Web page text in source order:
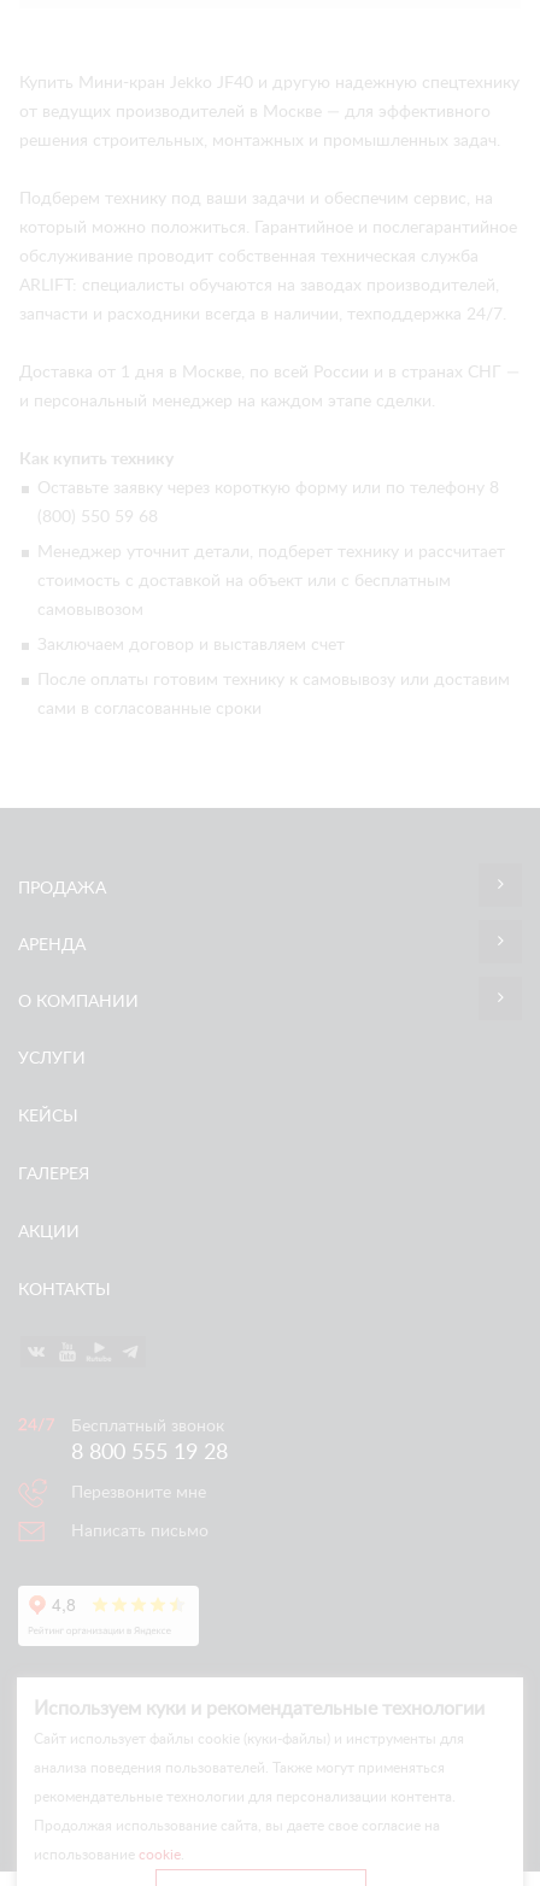
Купить Мини-кран Jekko JF40 и другую надежную спецтехнику
от ведущих производителей в Москве — для эффективного
решения строительных, монтажных и промышленных задач.
Подберем технику под ваши задачи и обеспечим сервис, на
который можно положиться. Гарантийное и послегарантийное
обслуживание проводит собственная техническая служба
ARLIFT: специалисты обучаются на заводах производителей,
запчасти и расходники всегда в наличии, техподдержка 24/7.
Доставка от 1 дня в Москве, по всей России и в странах СНГ —
и персональный менеджер на каждом этапе сделки.
Как купить технику
Оставьте заявку через короткую форму или по телефону 8
(800) 550 59 68
Менеджер уточнит детали, подберет технику и рассчитает
стоимость с доставкой на объект или с бесплатным
самовывозом
Заключаем договор и выставляем счет
После оплаты готовим технику к самовывозу или доставим
сами в согласованные сроки
© Arlift 2026
All rights reserved
ПРОДАЖА
АРЕНДА
О КОМПАНИИ
УСЛУГИ
КЕЙСЫ
ГАЛЕРЕЯ
АКЦИИ
КОНТАКТЫ
Бесплатный звонок
8 800 555 19 28
Перезвоните мне
Написать письмо
Используем куки и рекомендательные технологии
Cайт использует файлы cookie (куки-файлы) и инструменты для
анализа поведения пользователей. Также могут применяться
рекомендательные технологии для персонализации контента.
Продолжая использование сайта, вы даете свое согласие на
использование cookie